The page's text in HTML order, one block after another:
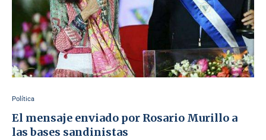
Política
El mensaje enviado por Rosario Murillo a
las bases sandinistas